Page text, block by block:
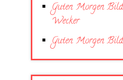
Guten Morgen
Wecker
Guten Morgen